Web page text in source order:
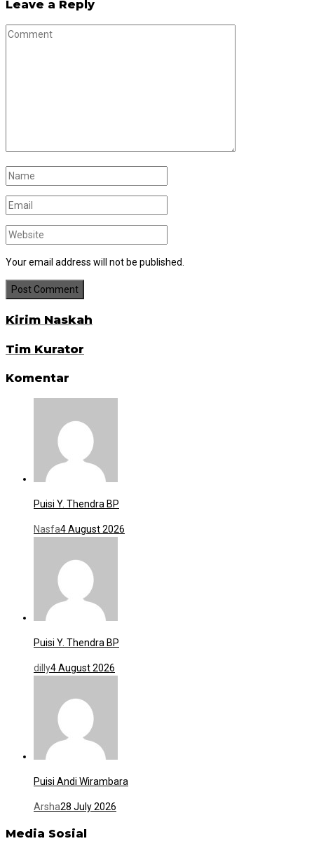
Leave a Reply
Your email address will not be published.
Kirim Naskah
Tim Kurator
Komentar
Puisi Y. Thendra BP
Nasfa4 August 2026
Puisi Y. Thendra BP
dilly4 August 2026
Puisi Andi Wirambara
Arsha28 July 2026
Media Sosial